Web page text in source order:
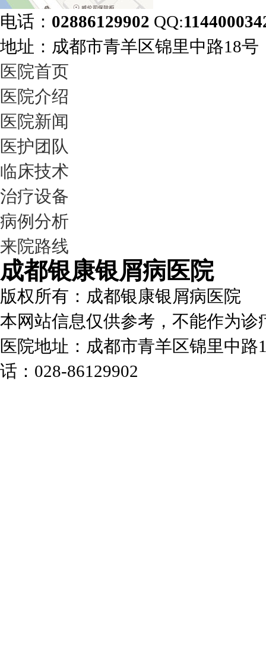
电话： 02886129902 QQ:
地址：成都市青羊区锦里中路18
医院首页
医院介绍
医院新闻
医护团队
临床技术
治疗设备
病例分析
来院路线
成都银康银屑病医院
版权所有：成都银康银屑病医院
本网站信息仅供参考，不能作为诊
医院地址：成都市青羊区锦里中
话：028-86129902